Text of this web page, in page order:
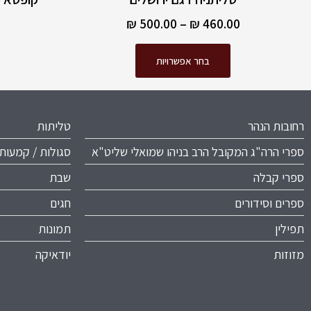
460.00
₪
–
500.00
₪
בחר אפשרויות
רחובות הנהר
ספרי הרה"ג המקובל הרב בניהו שמואלי שליט"א
ספרי קבלה
ספרים וסידורים
תפילין
מזוזות
טליתות
סגולות / קמעות
שבת
חגים
תמונות
יודאיקה